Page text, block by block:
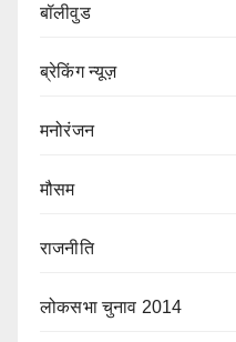
बॉलीवुड
ब्रेकिंग न्यूज़
मनोरंजन
मौसम
राजनीति
लोकसभा चुनाव 2014